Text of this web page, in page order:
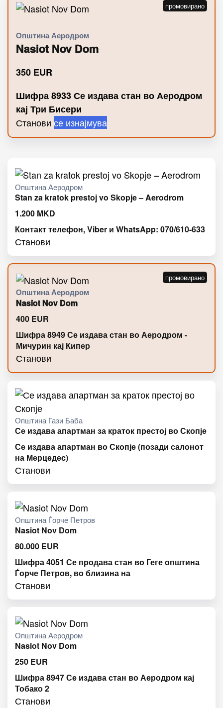
Општина Аеродром
Nasiot Nov Dom
350 EUR
Шифра 8933 Се издава стан во Аеродром
кај Три Бисери
Станови се изнајмува
Општина Аеродром
Stan za kratok prestoj vo Skopje – Aerodrom
1.200 MKD
Контакт телефон, Viber и WhatsApp: 070/610-633
Станови
Општина Аеродром
Nasiot Nov Dom
400 EUR
Шифра 8949 Се издава стан во Аеродром -
Мичурин кај Кипер
Станови
Општина Гази Баба
Се издава апартман за краток престој во Скопје
Се издава апартман во Скопје (позади салонот
на Мерцедес)
Станови
Општина Ѓорче Петров
Nasiot Nov Dom
80.000 EUR
Шифра 4051 Се продава стан во Геге општина
Ѓорче Петров, во близина на
Станови
Општина Аеродром
Nasiot Nov Dom
250 EUR
Шифра 8947 Се издава стан во Аеродром кај
Тобако 2
Станови